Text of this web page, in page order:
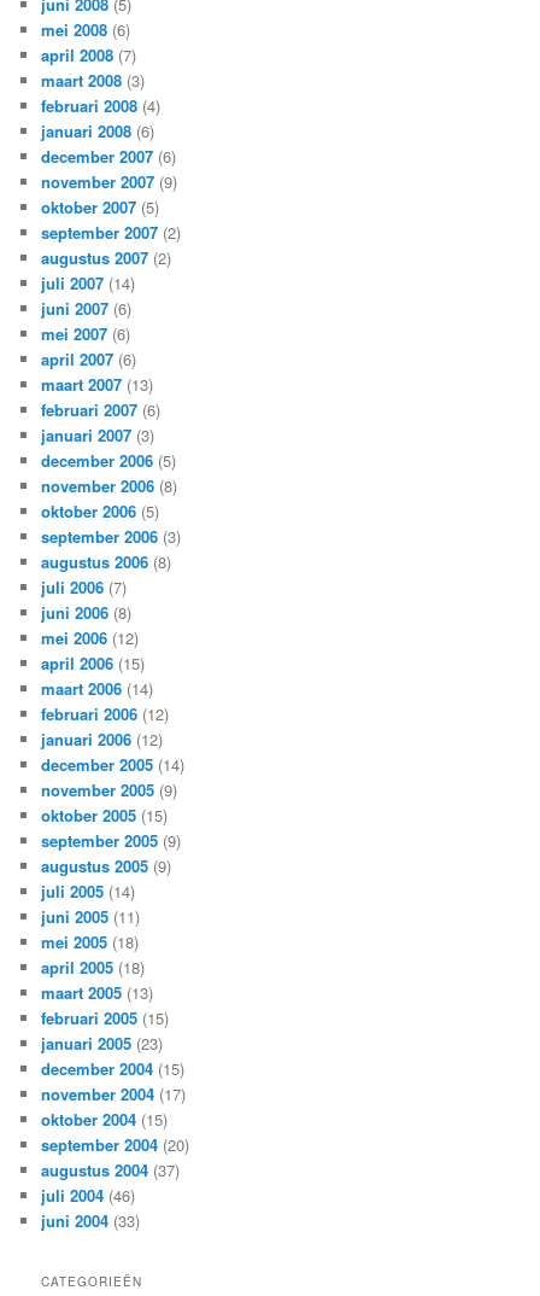
mei 2008 (6)
april 2008 (7)
maart 2008 (3)
februari 2008 (4)
januari 2008 (6)
december 2007 (6)
november 2007 (9)
oktober 2007 (5)
september 2007 (2)
augustus 2007 (2)
juli 2007 (14)
juni 2007 (6)
mei 2007 (6)
april 2007 (6)
maart 2007 (13)
februari 2007 (6)
januari 2007 (3)
december 2006 (5)
november 2006 (8)
oktober 2006 (5)
september 2006 (3)
augustus 2006 (8)
juli 2006 (7)
juni 2006 (8)
mei 2006 (12)
april 2006 (15)
maart 2006 (14)
februari 2006 (12)
januari 2006 (12)
december 2005 (14)
november 2005 (9)
oktober 2005 (15)
september 2005 (9)
augustus 2005 (9)
juli 2005 (14)
juni 2005 (11)
mei 2005 (18)
april 2005 (18)
maart 2005 (13)
februari 2005 (15)
januari 2005 (23)
december 2004 (15)
november 2004 (17)
oktober 2004 (15)
september 2004 (20)
augustus 2004 (37)
juli 2004 (46)
juni 2004 (33)
CATEGORIEËN